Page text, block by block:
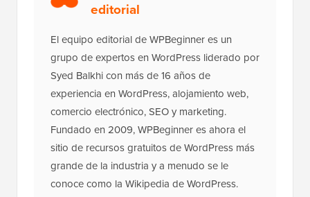
Consultacómo se financia WPBeginner
nuestroproceso editorial.
Acerca del personal
editorial
El equipo editorial de WPBeginner es un
grupo de expertos en WordPress liderado por
Syed Balkhi con más de 16 años de